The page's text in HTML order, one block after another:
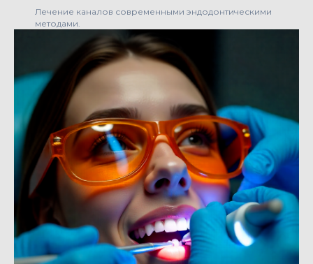
Лечение каналов современными эндодонтическими
методами.